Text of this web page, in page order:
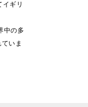
ギリ
中の多
いま